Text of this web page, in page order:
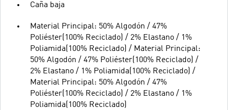
Caña baja
Material Principal: 50% Algodón / 47%
Poliéster(100% Reciclado) / 2% Elastano / 1%
Poliamida(100% Reciclado) / Material Principal:
50% Algodón / 47% Poliéster(100% Reciclado) /
2% Elastano / 1% Poliamida(100% Reciclado) /
Material Principal: 50% Algodón / 47%
Poliéster(100% Reciclado) / 2% Elastano / 1%
Poliamida(100% Reciclado)